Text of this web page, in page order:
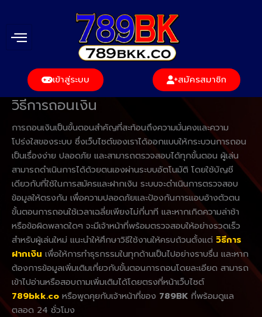
content
เข้าสู่ระบบ สมัครสมาชิก
วิธีการถอนเงิน
การถอนเงินเป็นขั้นตอนสำคัญที่สะท้อนถึงความมั่นคงและความ
โปร่งใสของระบบ ซึ่งเว็บไซต์ของเราได้ออกแบบให้กระบวนการถอน
เป็นเรื่องง่าย ปลอดภัย และสามารถตรวจสอบได้ทุกขั้นตอน ผู้เล่น
สามารถดำเนินการได้ด้วยตนเองผ่านระบบอัตโนมัติ โดยใช้บัญชี
เดียวกับที่ใช้ในการสมัครและฝากเงิน ระบบจะดำเนินการตรวจสอบ
ข้อมูลให้ตรงกัน เพื่อความปลอดภัยและป้องกันการแอบอ้างตัวตน
ขั้นตอนการถอนใช้เวลาเฉลี่ยเพียงไม่กี่นาที และหากเกิดความล่าช้า
หรือข้อผิดพลาดใดๆ จะมีเจ้าหน้าที่พร้อมตรวจสอบให้อย่างรวดเร็ว
สำหรับผู้เล่นใหม่ แนะนำให้ศึกษาวิธีใช้งานให้ครบถ้วนตั้งแต่ วิธีการ
ฝากเงิน เพื่อให้การทำธุรกรรมในทุกด้านเป็นไปอย่างราบรื่น และหาก
ต้องการข้อมูลเพิ่มเติมเกี่ยวกับขั้นตอนการถอนโดยละเอียด สามารถ
เข้าไปอ่านหรือสอบถามเพิ่มเติมได้โดยตรงที่หน้าเว็บไซต์
789bkk.co หรือพูดคุยกับเจ้าหน้าที่ของ 789BK ที่พร้อมดูแล
ตลอด 24 ชั่วโมง